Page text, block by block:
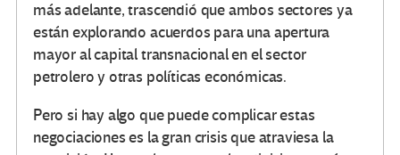
más adelante, trascendió que ambos sectores ya
están explorando acuerdos para una apertura
mayor al capital transnacional en el sector
petrolero y otras políticas económicas.
Pero si hay algo que puede complicar estas
negociaciones es la gran crisis que atraviesa la